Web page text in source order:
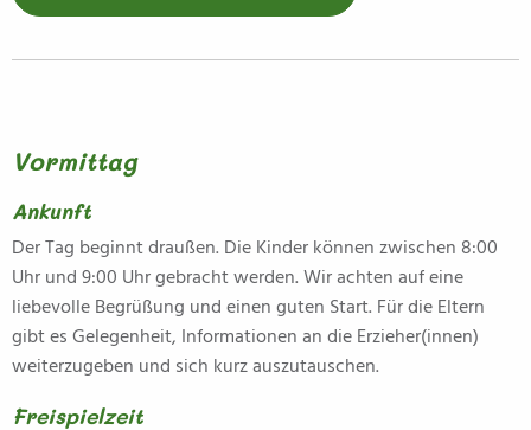
Vormittag
Ankunft
Der Tag beginnt draußen. Die Kinder können zwischen 8:00
Uhr und 9:00 Uhr gebracht werden. Wir achten auf eine
liebevolle Begrüßung und einen guten Start. Für die Eltern
gibt es Gelegenheit, Informationen an die Erzieher(innen)
weiterzugeben und sich kurz auszutauschen.
Freispielzeit